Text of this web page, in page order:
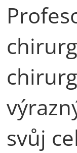
svůj